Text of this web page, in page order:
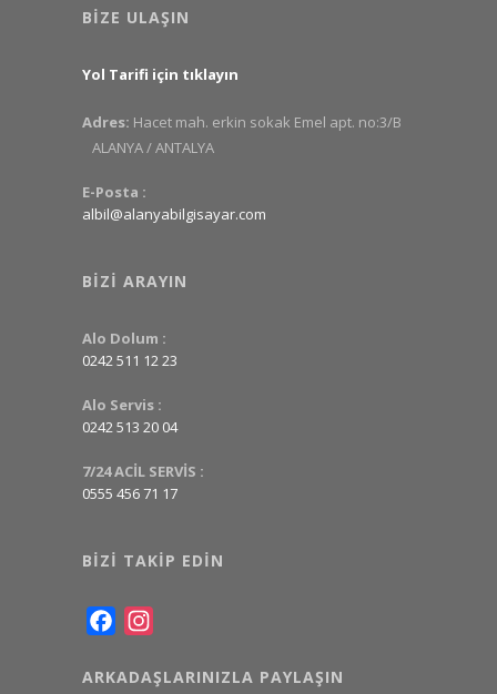
BIZE ULAŞIN
Yol Tarifi için tıklayın
Adres: Hacet mah. erkin sokak Emel apt. no:3/B
ALANYA / ANTALYA
E-Posta :
albil@alanyabilgisayar.com
BIZI ARAYIN
Alo Dolum :
0242 511 12 23
Alo Servis :
0242 513 20 04
7/24 ACİL SERVİS :
0555 456 71 17
BIZI TAKIP EDIN
Facebook
ARKADAŞLARINIZLA PAYLAŞIN